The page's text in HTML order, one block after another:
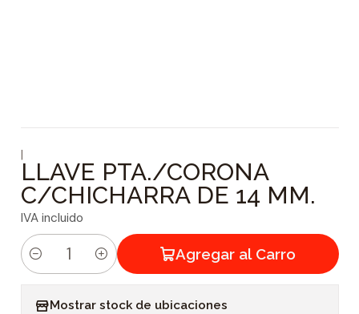
|
LLAVE PTA./CORONA
C/CHICHARRA DE 14 MM.
IVA incluido
C
Agregar al Carro
Mostrar stock de ubicaciones